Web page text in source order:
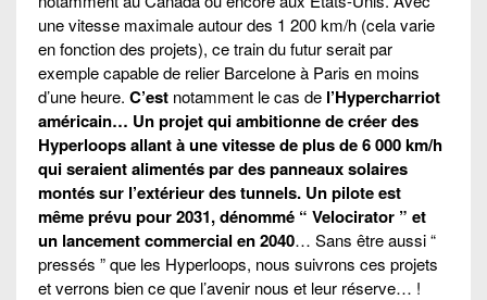
une vitesse maximale autour des 1 200 km/h (cela varie
en fonction des projets), ce train du futur serait par
exemple capable de relier Barcelone à Paris en moins
d’une heure. C’est notamment le cas de l’Hypercharriot
américain… Un projet qui ambitionne de créer des
Hyperloops allant à une vitesse de plus de 6 000 km/h
qui seraient alimentés par des panneaux solaires
montés sur l’extérieur des tunnels. Un pilote est
même prévu pour 2031, dénommé “ Velocirator ” et
un lancement commercial en 2040… Sans être aussi “
pressés ” que les Hyperloops, nous suivrons ces projets
et verrons bien ce que l’avenir nous et leur réserve… !